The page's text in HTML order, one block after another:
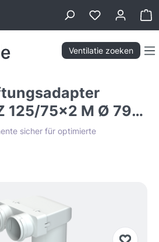
Ventilatie zoeken
125/75x2 M Ø 79
sicher für optimierte